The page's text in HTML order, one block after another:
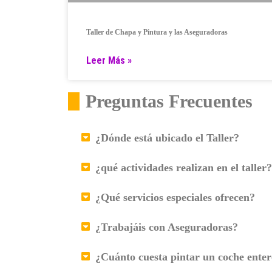
Taller de Chapa y Pintura y las Aseguradoras
Leer Más »
Preguntas Frecuentes
¿Dónde está ubicado el Taller?
¿qué actividades realizan en el taller?
¿Qué servicios especiales ofrecen?
¿Trabajáis con Aseguradoras?
¿Cuánto cuesta pintar un coche